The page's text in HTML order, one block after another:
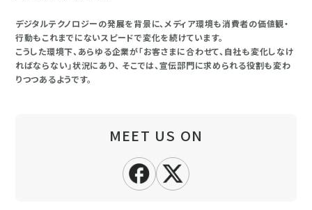
デジタルテクノロジーの発展を背景に、メディア環境も消費者の価値観・
行動もこれまでにないスピードで変化を続けています。
こうした環境下、あらゆる企業が「お客さまに合わせて、自社も変化しなけ
ればならない」状況にあり、 そこでは、宣伝部門に求められる役割も変わ
りつつあるようです。
MEET US ON